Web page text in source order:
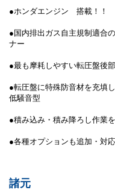
●ホンダエンジン 搭載！！
●国内排出ガス自主規制適合
ナー
●最も摩耗しやすい転圧盤後
●転圧盤に特殊防音材を充填
低騒音型
●積み込み・積み降ろし作業
●各種オプションも追加・対
諸元